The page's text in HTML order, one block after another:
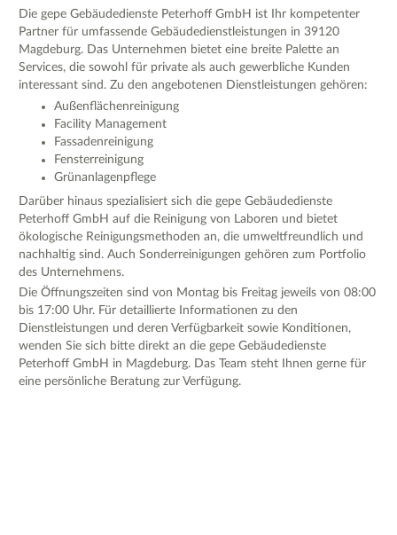
Die gepe Gebäudedienste Peterhoff GmbH ist Ihr kompetenter
Partner für umfassende Gebäudedienstleistungen in 39120
Magdeburg. Das Unternehmen bietet eine breite Palette an
Services, die sowohl für private als auch gewerbliche Kunden
interessant sind. Zu den angebotenen Dienstleistungen gehören:
Außenflächenreinigung
Facility Management
Fassadenreinigung
Fensterreinigung
Grünanlagenpflege
Darüber hinaus spezialisiert sich die gepe Gebäudedienste
Peterhoff GmbH auf die Reinigung von Laboren und bietet
ökologische Reinigungsmethoden an, die umweltfreundlich und
nachhaltig sind. Auch Sonderreinigungen gehören zum Portfolio
des Unternehmens.
Die Öffnungszeiten sind von Montag bis Freitag jeweils von 08:00
bis 17:00 Uhr. Für detaillierte Informationen zu den
Dienstleistungen und deren Verfügbarkeit sowie Konditionen,
wenden Sie sich bitte direkt an die gepe Gebäudedienste
Peterhoff GmbH in Magdeburg. Das Team steht Ihnen gerne für
eine persönliche Beratung zur Verfügung.